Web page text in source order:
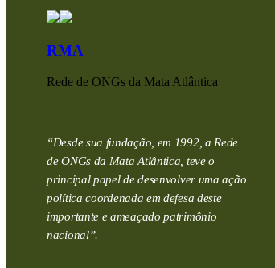
RMA
Rede de ONGs da Mata Atlântica
“Desde sua fundação, em 1992, a Rede
de ONGs da Mata Atlântica, teve o
principal papel de desenvolver uma ação
política coordenada em defesa deste
importante e ameaçado patrimônio
nacional”.